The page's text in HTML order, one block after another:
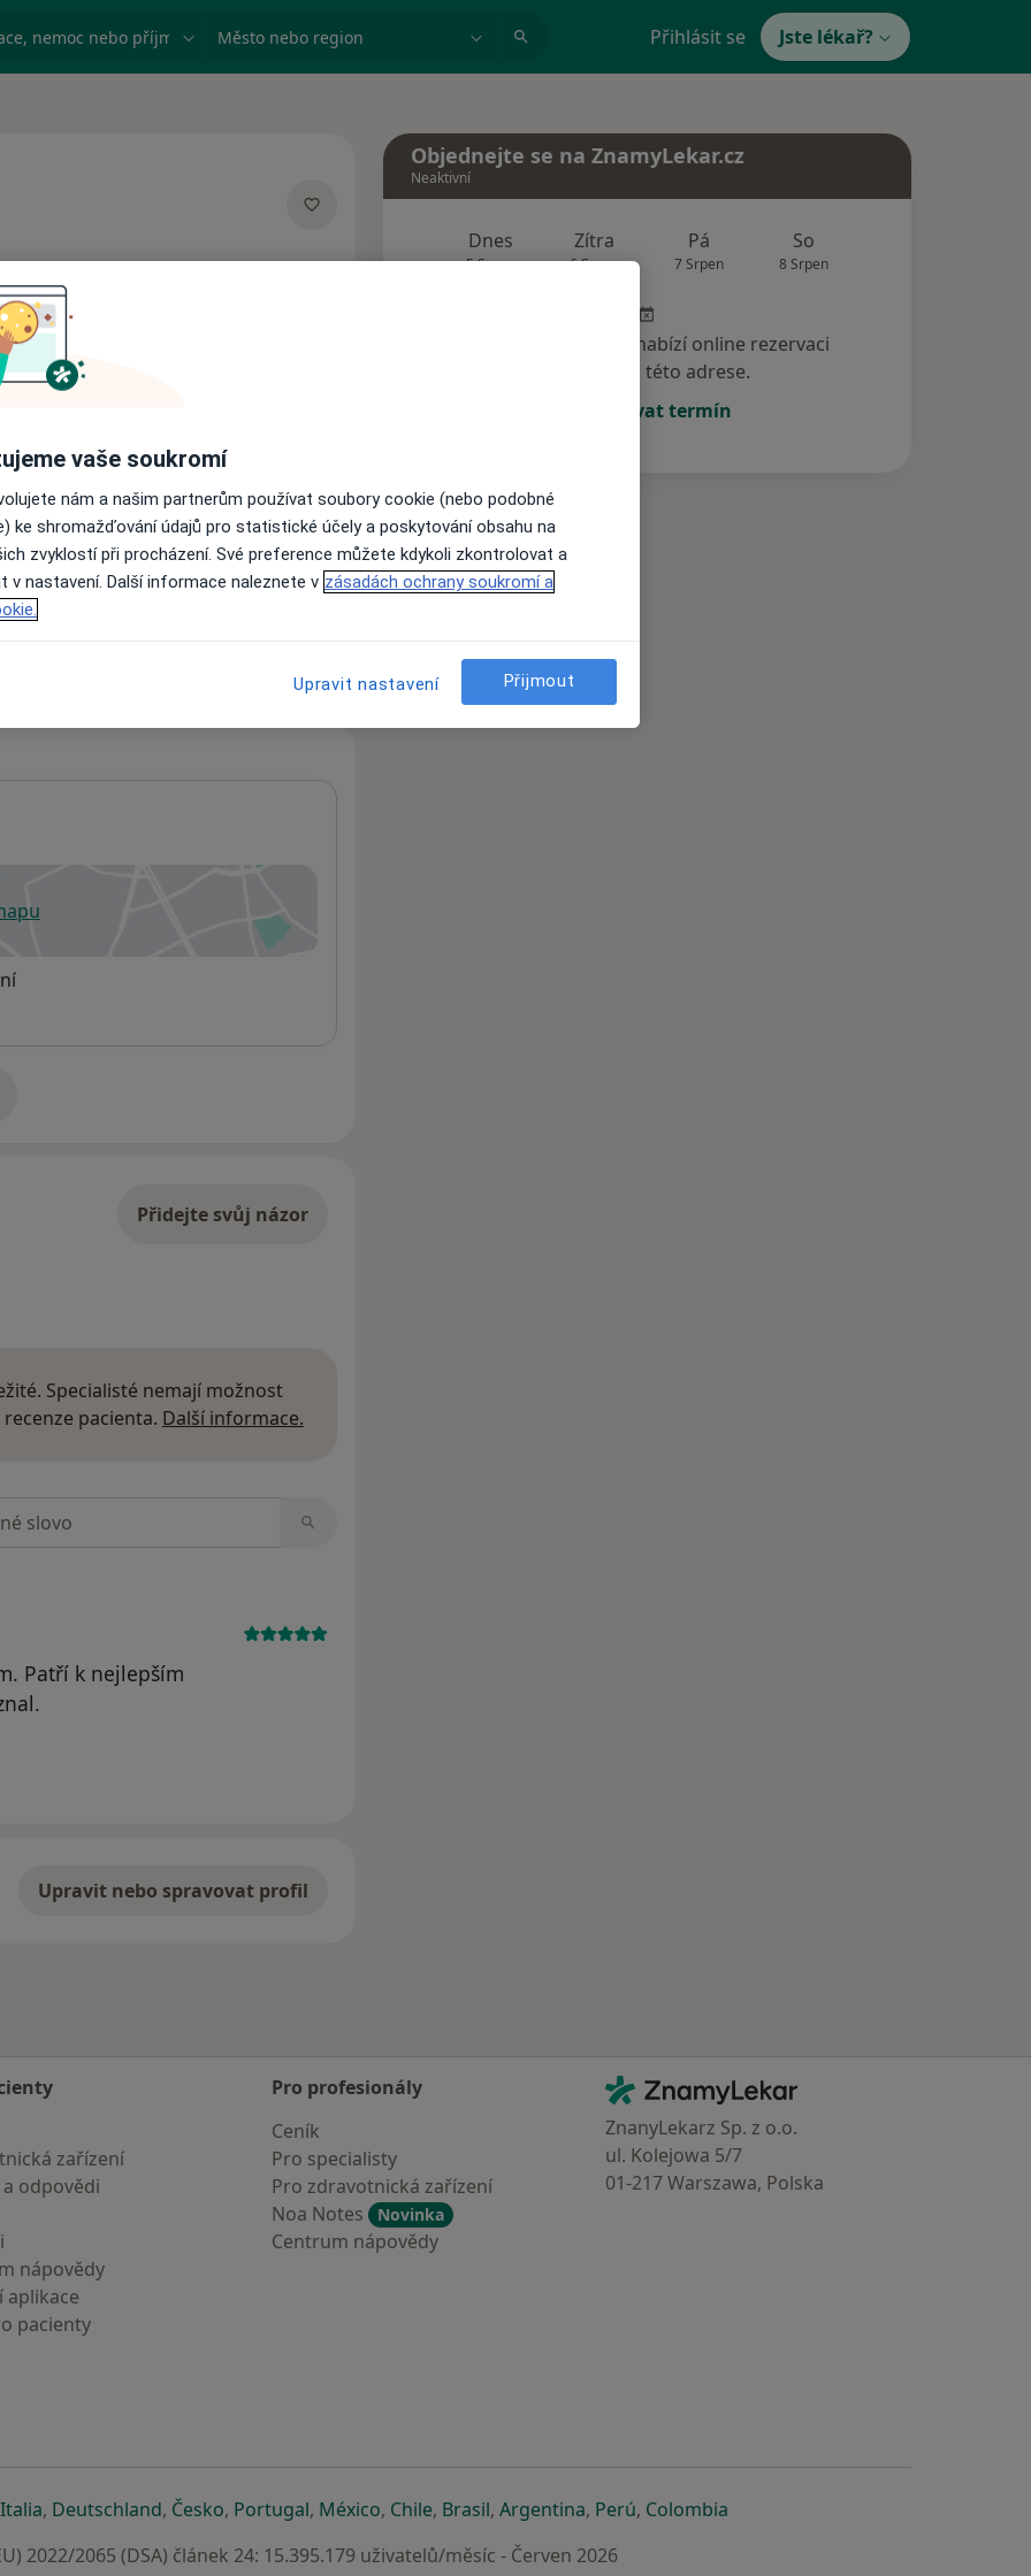
nemoc nebo příjmení Město nebo region Přihlásit se Jste lékař?
Rezervovat termín
Názory pacientů (1)
nejsou k dispozici
informace o svých službách.
v nové záložce
Přidejte svůj názor
Specialisté nemají možnost
pacienta. Další informace.
Patří k nejlepším
Upravit nebo spravovat profil
Objednejte se na ZnamyLekar.cz
Neaktivní
Dnes
5 Srpen
Zítra
6 Srpen
Pá
7 Srpen
So
8 Srpen
Tento specialista nenabízí online rezervaci
termínu na této adrese.
Rezervovat termín
zařízení
odpovědi
nápovědy
aplikace
pacienty
Pro profesionály
Ceník
Pro specialisty
Pro zdravotnická zařízení
Noa Notes
Novinka
Centrum nápovědy
Kontakt
ZnamyLekar - Hlavní stránka
ZnanyLekarz Sp. z o.o.
ul. Kolejowa 5/7
01-217 Warszawa, Polska
nové záložce
otevře v nové záložce
Italiase otevře v nové záložce
, Deutschlandse otevře v nové záložce
, Českose otevře v nové záložce
, Portugalse otevře v nové záložce
, Méxicose otevře v nové záložce
, Chilese otevře v nové záložce
, Brasilse otevře v nové záložce
, Argentinase otevře v nové záložce
, Perúse otevře v nové záložce
, Colombiase otevře v nové záložce
2022/2065 (DSA) článek 24: 15.395.179 uživatelů/měsíc - Červen 2026
vaše soukromí
nám a našim partnerům používat soubory cookie (nebo podobné
ke shromažďování údajů pro statistické účely a poskytování obsahu na
zvyklostí při procházení. Své preference můžete kdykoli zkontrolovat a
v nastavení. Další informace naleznete v zásadách ochrany soukromí a
Upravit nastavení Přijmout